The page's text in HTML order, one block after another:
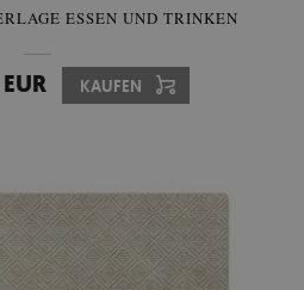
ESSEN UND TRINKEN
KAUFEN